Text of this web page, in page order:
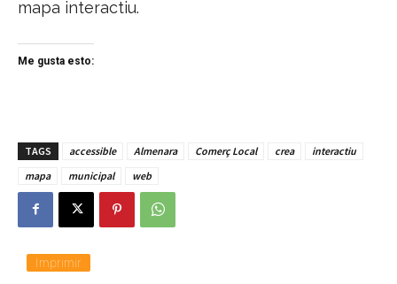
mapa interactiu.
Me gusta esto:
TAGS accessible Almenara Comerç Local crea
interactiu
mapa
municipal web
Imprimir